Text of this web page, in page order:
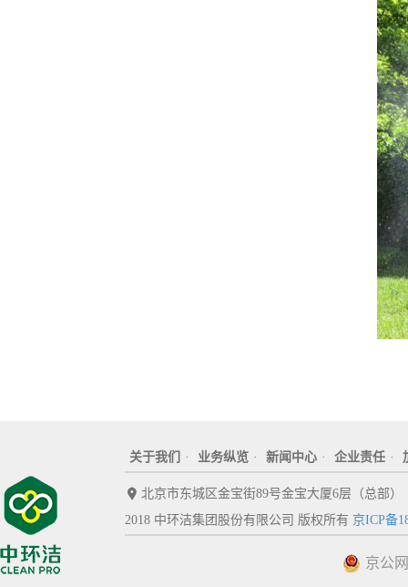
关于我们 · 业务纵览 · 新闻中心 · 企业责任 ·
北京市东城区金宝街89号金宝大厦6层（总部）
2018 中环洁集团股份有限公司 版权所有 京ICP备
京公